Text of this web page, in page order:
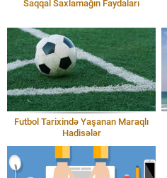
Saqqal Saxlamağın Faydaları
Futbol Tarixində Yaşanan Maraqlı
Hadisələr